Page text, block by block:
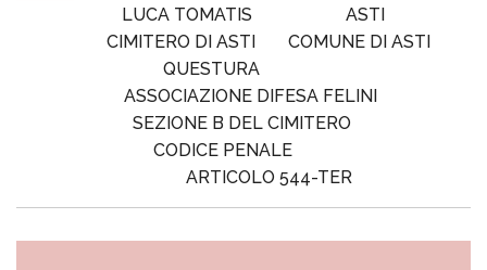
LUCA TOMATIS
ASTI
CIMITERO DI ASTI
COMUNE DI ASTI
QUESTURA
ASSOCIAZIONE DIFESA FELINI
SEZIONE B DEL CIMITERO
CODICE PENALE
ARTICOLO 544-TER